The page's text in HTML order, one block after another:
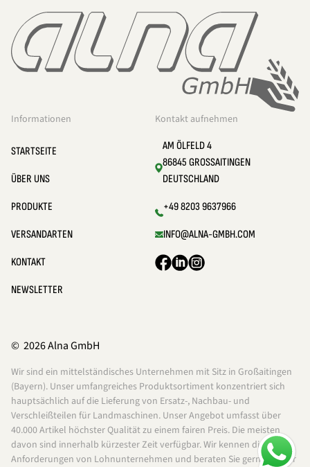
Informationen
STARTSEITE
ÜBER UNS
PRODUKTE
VERSANDARTEN
KONTAKT
NEWSLETTER
Kontakt aufnehmen
AM ÖLFELD 4
86845 GROSSAITINGEN
DEUTSCHLAND
+49 8203 9637966
INFO@ALNA-GMBH.COM
© 2026 Alna GmbH
Wir sind ein mittelständisches Unternehmen mit Sitz in Großaitingen
(Bayern). Unser umfangreiches Produktsortiment konzentriert sich
hauptsächlich auf die Lieferung von Ersatz-, Nachbau- und
Verschleißteilen für Landmaschinen. Unser Angebot umfasst über
40.000 Artikel höchster Qualität zu einem fairen Preis. Die meisten
davon sind innerhalb kürzester Zeit verfügbar. Wir kennen die
Anforderungen von Lohnunternehmen und beraten Sie gerne bei der